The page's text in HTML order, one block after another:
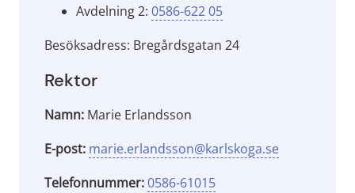
Avdelning 2: 0586-622 05
Besöksadress: Bregårdsgatan 24
Rektor
Namn: Marie Erlandsson
E-post: marie.erlandsson@karlskoga.se
Telefonnummer:0586-61015